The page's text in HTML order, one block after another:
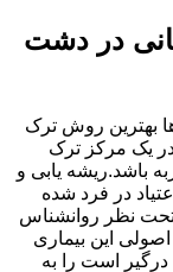
در دشت
بهترین روش ترک
یک مرکز ترک
باشد.ریشه یابی و
در فرد شده
نظر روانشناس
این بیماری
درگیر است را به